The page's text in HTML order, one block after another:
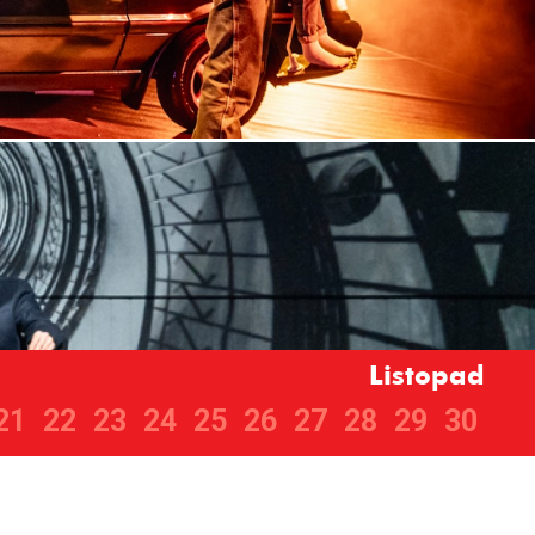
Listopad
22 23 24 25 26 27 28 29 30